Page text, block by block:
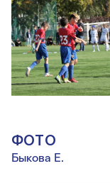
ФОТО
Быкова Е.